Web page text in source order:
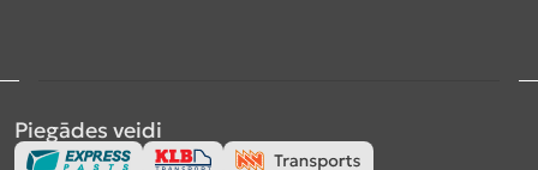
Piegādes veidi